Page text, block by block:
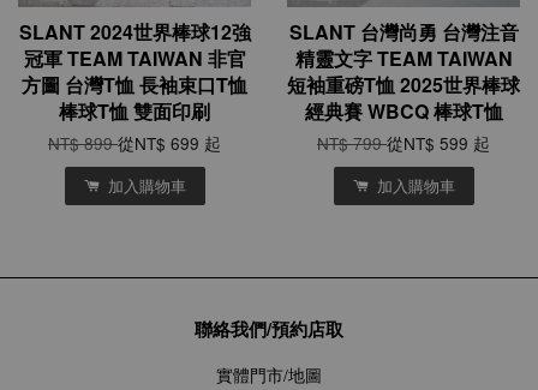
SLANT 2024世界棒球12強
冠軍 TEAM TAIWAN 非官
方圖 台灣T恤 長袖束口T恤
棒球T恤 雙面印刷
NT$ 899從NT$ 699 起
加入購物車
SLANT 台灣尚勇 台灣注音
精靈文字 TEAM TAIWAN
短袖重磅T恤 2025世界棒球
經典賽 WBCQ 棒球T恤
NT$ 799從NT$ 599 起
加入購物車
聯絡我們/預約店取
實體門市/地圖